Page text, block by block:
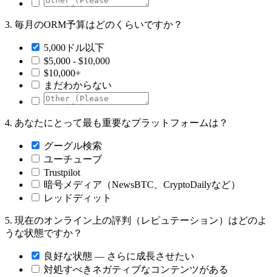
3. 毎月のORM予算はどのくらいですか？
5,000ドル以下
$5,000 - $10,000
$10,000+
まだわからない
4. あなたにとって最も重要なプラットフォームは？
グーグル検索
ユーチューブ
Trustpilot
暗号メディア（NewsBTC、CryptoDailyなど）
レッドディット
5. 現在のオンライン上の評判（レピュテーション）はどのよ
うな状態ですか？
良好な状態 — さらに成長させたい
対処すべきネガティブなコンテンツがある